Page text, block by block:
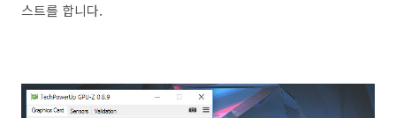
스트를 합니다.